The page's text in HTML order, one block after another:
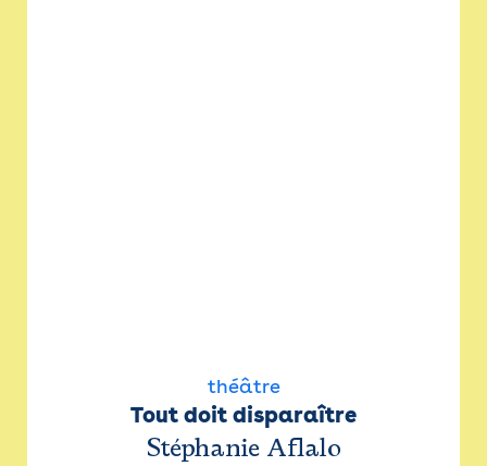
théâtre
Tout doit disparaître
Stéphanie Aflalo